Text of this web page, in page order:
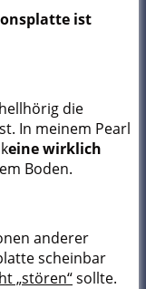
ist
die
In meinem Pearl
eine wirklich
Boden.
anderer
scheinbar
„stören“sollte.